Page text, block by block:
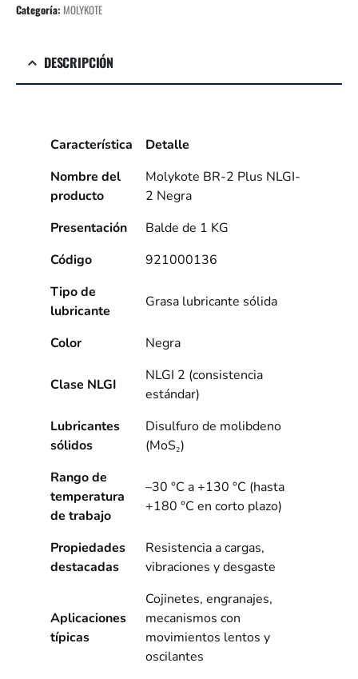
Categoría:MOLYKOTE
DESCRIPCIÓN
Característica
Detalle
Nombre del
producto
Molykote BR-2 Plus NLGI-
2 Negra
Presentación
Balde de 1 KG
Código
921000136
Tipo de
lubricante
Grasa lubricante sólida
Color Negra
Clase NLGI
NLGI 2 (consistencia
estándar)
Lubricantes
sólidos
Disulfuro de molibdeno
(MoS₂)
Rango de
temperatura
de trabajo
–30 °C a +130 °C (hasta
+180 °C en corto plazo)
Propiedades
destacadas
Resistencia a cargas,
vibraciones y desgaste
Aplicaciones
típicas
Cojinetes, engranajes,
mecanismos con
movimientos lentos y
oscilantes